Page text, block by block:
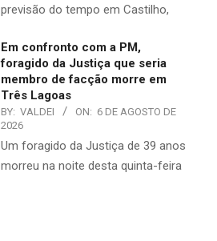
previsão do tempo em Castilho,
Em confronto com a PM,
foragido da Justiça que seria
membro de facção morre em
Três Lagoas
BY: VALDEI ON: 6 DE AGOSTO DE
2026
​Um foragido da Justiça de 39 anos
morreu na noite desta quinta-feira